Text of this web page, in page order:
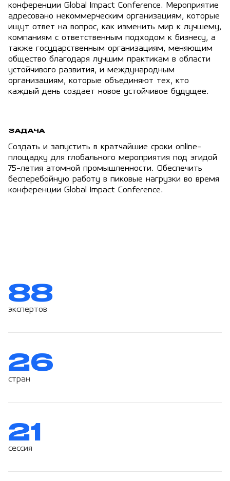
конференции Global Impact Conference. Мероприятие
адресовано некоммерческим организациям, которые
ищут ответ на вопрос, как изменить мир к лучшему,
компаниям с ответственным подходом к бизнесу, а
также государственным организациям, меняющим
общество благодаря лучшим практикам в области
устойчивого развития, и международным
организациям, которые объединяют тех, кто
каждый день создает новое устойчивое будущее.
ЗАДАЧА
Создать и запустить в кратчайшие сроки online-
площадку для глобального мероприятия под эгидой
75-летия атомной промышленности. Обеспечить
бесперебойную работу в пиковые нагрузки во время
конференции Global Impact Conference.
88
экспертов
26
стран
21
сессия